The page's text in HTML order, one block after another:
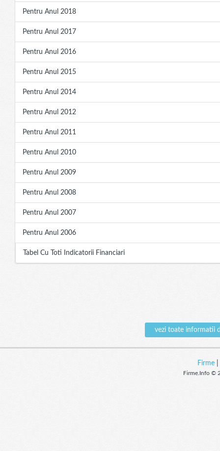
Pentru Anul 2018
Pentru Anul 2017
Pentru Anul 2016
Pentru Anul 2015
Pentru Anul 2014
Pentru Anul 2012
Pentru Anul 2011
Pentru Anul 2010
Pentru Anul 2009
Pentru Anul 2008
Pentru Anul 2007
Pentru Anul 2006
Tabel Cu Toti Indicatorii Financiari
vezi toate informatii
Firme|
Firme.Info ©